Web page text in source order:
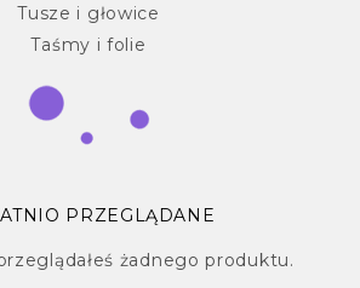
Tusze i głowice
Taśmy i folie
PRZEGLĄDANE
żadnego produktu.